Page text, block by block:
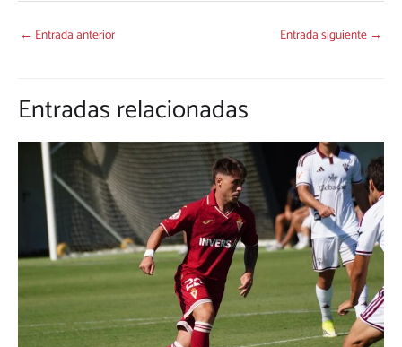
← Entrada anterior Entrada siguiente →
Entradas relacionadas